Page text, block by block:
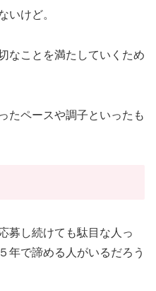
いけど。
なことを満たしていくため
たペースや調子といったも
募し続けても駄目な人っ
年で諦める人がいるだろう